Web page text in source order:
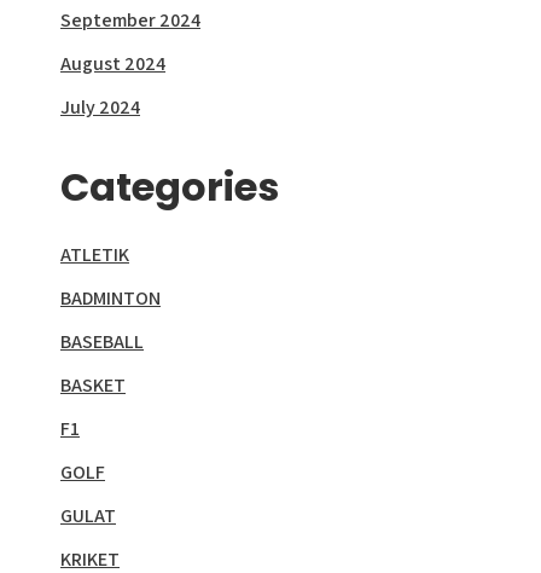
September 2024
August 2024
July 2024
Categories
ATLETIK
BADMINTON
BASEBALL
BASKET
F1
GOLF
GULAT
KRIKET